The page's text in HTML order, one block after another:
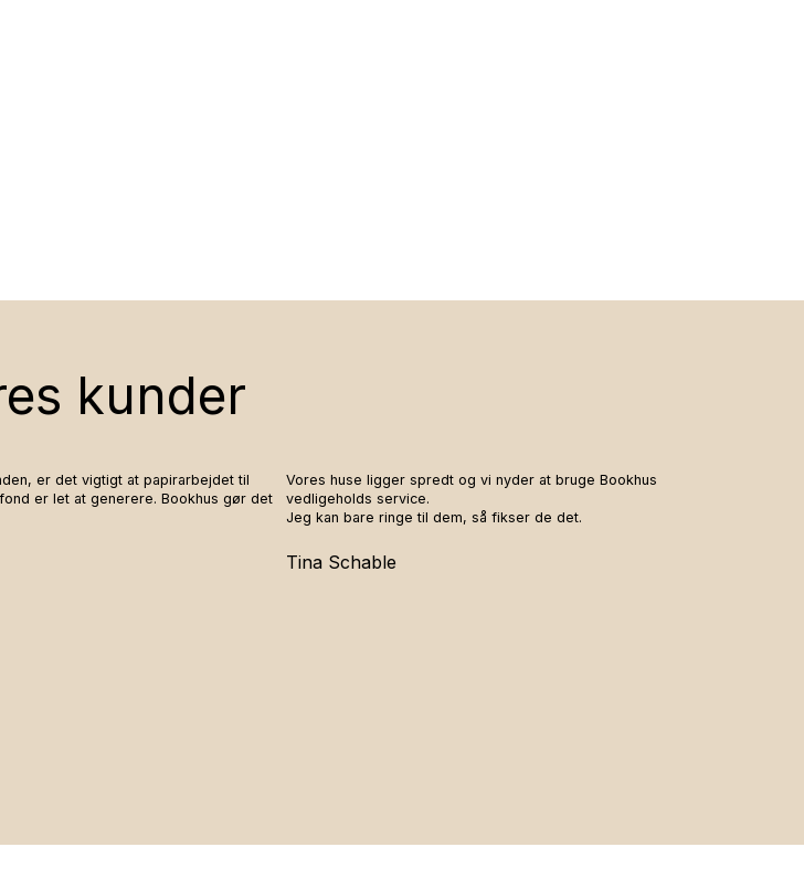
kunder
er det vigtigt at papirarbejdet til
er let at generere. Bookhus gør det
Vores huse ligger spredt og vi nyder at bruge Bookhus
vedligeholds service.
Jeg kan bare ringe til dem, så fikser de det.
Tina Schable